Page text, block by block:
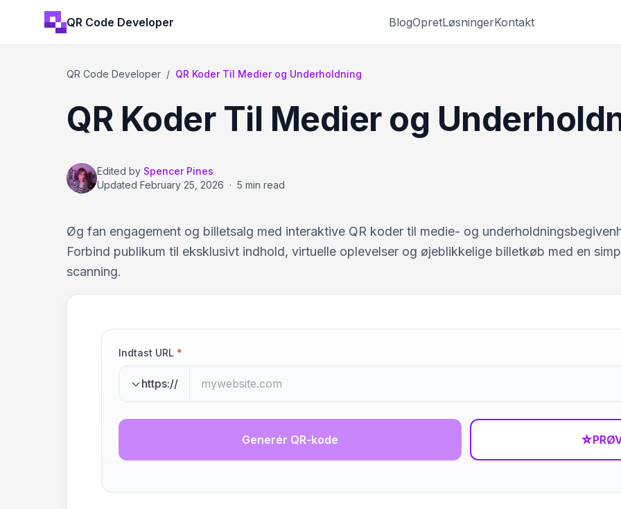
QR Code Developer BlogOpretLøsningerKontakt
QR Code Developer / QR Koder Til Medier og Underholdning
QR Koder Til Medier og
Edited by Spencer Pines
Updated February 25, 2026 · 5 min read
Øg fan engagement og billetsalg med interaktive QR koder til medie- og
Forbind publikum til eksklusivt indhold, virtuelle oplevelser og øjeblikkelige billetkøb med en
scanning.
Indtast URL *
https://
Generér QR-kode ☆